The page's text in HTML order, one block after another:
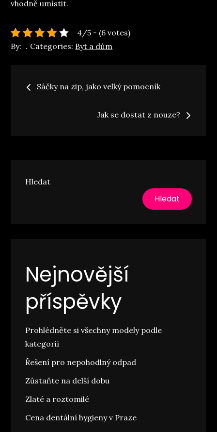
vhodně umístit.
4/5 - (6 votes)
By:
Categories: Byt a dům
Navigace
Sáčky na zip, jako velký pomocník
Jak se dostat z nouze?
Hledat
Hledat
Nejnovější
příspěvky
Prohlédněte si všechny modely podle
kategorií
Řešení pro nepohodlný odpad
Zůstaňte na delší dobu
Zlaté a roztomilé
Cena dentální hygieny v Praze